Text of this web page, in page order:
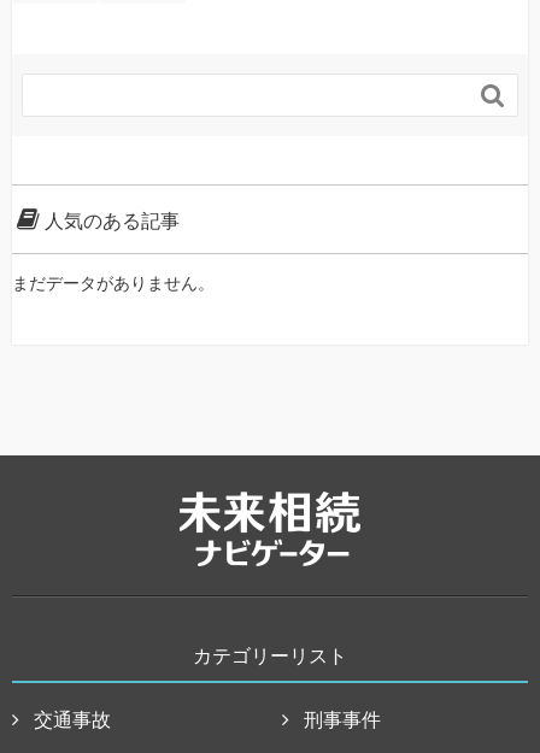

人気のある記事
まだデータがありません。
カテゴリーリスト
交通事故 刑事事件